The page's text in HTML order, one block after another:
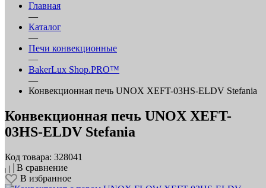
Главная
—
Каталог
—
Печи конвекционные
—
BakerLux Shop.PRO™
—
Конвекционная печь UNOX XEFT-03HS-ELDV Stefania
Конвекционная печь UNOX XEFT-
03HS-ELDV Stefania
Код товара: 328041
В сравнение
В избранное